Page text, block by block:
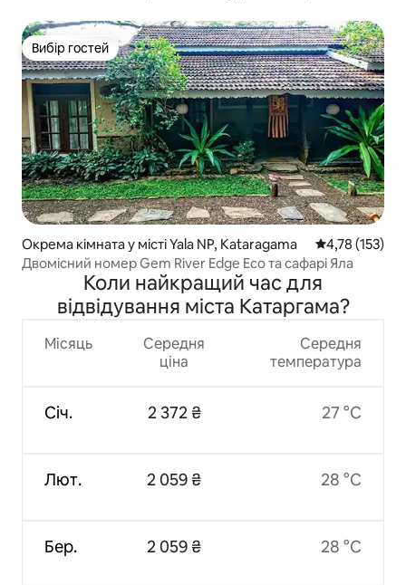
Вибір гостей
Вибір гостей
Окрема кімната у місті Yala NP, Kataragama Середня
4,78 (153)
Двомісний номер Gem River Edge Eco та сафарі Яла
Коли найкращий час для
відвідування міста Катаргама?
Місяць
Січ.
Лют.
Бер.
Середня
ціна
2 372 ₴
2 059 ₴
2 059 ₴
Середня
температура
27 °C
28 °C
28 °C